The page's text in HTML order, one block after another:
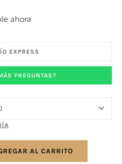
ahora
EXPRESS
PREGUNTAS?
AL CARRITO